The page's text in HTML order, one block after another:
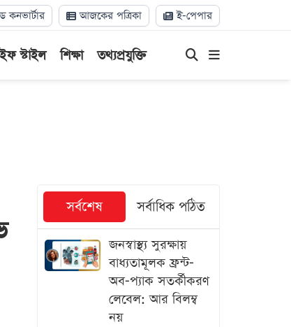
কনভার্টার আজকের পত্রিকা ই-পেপার
স্টাইল শিক্ষা তথ্যপ্রযুক্তি
সর্বশেষ সর্বাধিক পঠিত
জনস্বাস্থ্য সুরক্ষায়
বাধ্যতামূলক ফ্রন্ট-
অব-প্যাক সতর্কীকরণ
লেবেল: আর বিলম্ব
নয়